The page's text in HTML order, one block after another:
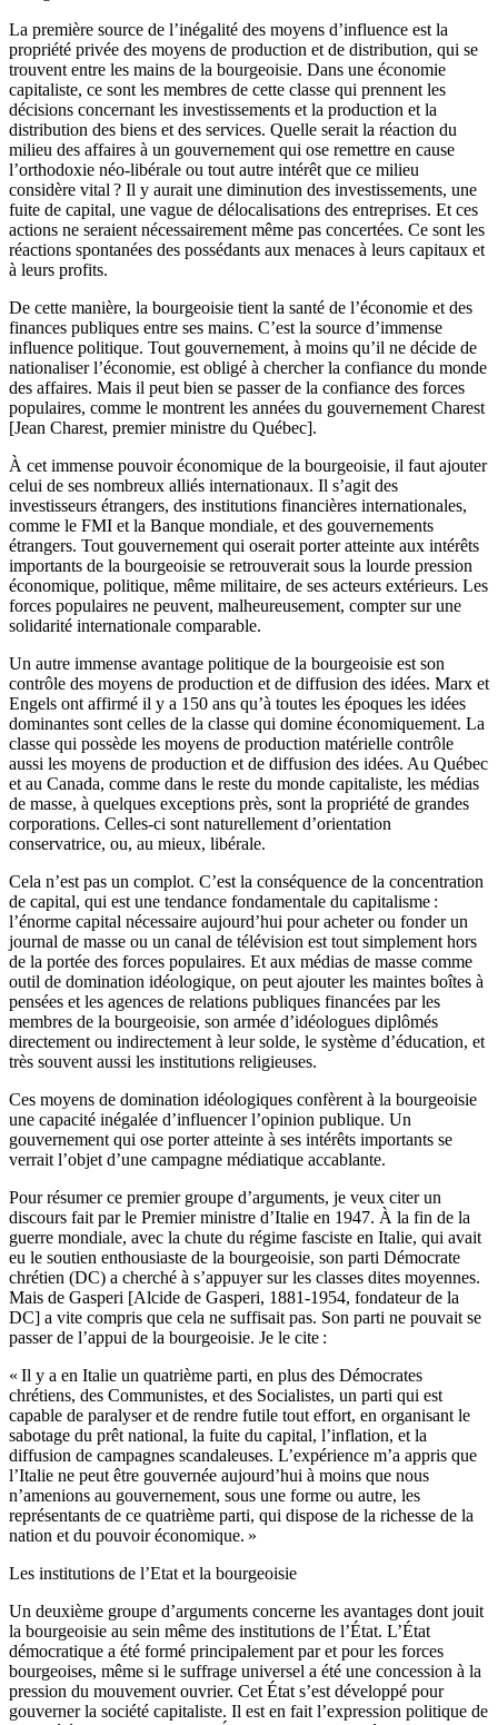
La première source de l’inégalité des moyens d’influence est la
propriété privée des moyens de production et de distribution, qui se
trouvent entre les mains de la bourgeoisie. Dans une économie
capitaliste, ce sont les membres de cette classe qui prennent les
décisions concernant les investissements et la production et la
distribution des biens et des services. Quelle serait la réaction du
milieu des affaires à un gouvernement qui ose remettre en cause
l’orthodoxie néo-libérale ou tout autre intérêt que ce milieu
considère vital ? Il y aurait une diminution des investissements, une
fuite de capital, une vague de délocalisations des entreprises. Et ces
actions ne seraient nécessairement même pas concertées. Ce sont les
réactions spontanées des possédants aux menaces à leurs capitaux et
à leurs profits.
De cette manière, la bourgeoisie tient la santé de l’économie et des
finances publiques entre ses mains. C’est la source d’immense
influence politique. Tout gouvernement, à moins qu’il ne décide de
nationaliser l’économie, est obligé à chercher la confiance du monde
des affaires. Mais il peut bien se passer de la confiance des forces
populaires, comme le montrent les années du gouvernement Charest
[Jean Charest, premier ministre du Québec].
À cet immense pouvoir économique de la bourgeoisie, il faut ajouter
celui de ses nombreux alliés internationaux. Il s’agit des
investisseurs étrangers, des institutions financières internationales,
comme le FMI et la Banque mondiale, et des gouvernements
étrangers. Tout gouvernement qui oserait porter atteinte aux intérêts
importants de la bourgeoisie se retrouverait sous la lourde pression
économique, politique, même militaire, de ses acteurs extérieurs. Les
forces populaires ne peuvent, malheureusement, compter sur une
solidarité internationale comparable.
Un autre immense avantage politique de la bourgeoisie est son
contrôle des moyens de production et de diffusion des idées. Marx et
Engels ont affirmé il y a 150 ans qu’à toutes les époques les idées
dominantes sont celles de la classe qui domine économiquement. La
classe qui possède les moyens de production matérielle contrôle
aussi les moyens de production et de diffusion des idées. Au Québec
et au Canada, comme dans le reste du monde capitaliste, les médias
de masse, à quelques exceptions près, sont la propriété de grandes
corporations. Celles-ci sont naturellement d’orientation
conservatrice, ou, au mieux, libérale.
Cela n’est pas un complot. C’est la conséquence de la concentration
de capital, qui est une tendance fondamentale du capitalisme :
l’énorme capital nécessaire aujourd’hui pour acheter ou fonder un
journal de masse ou un canal de télévision est tout simplement hors
de la portée des forces populaires. Et aux médias de masse comme
outil de domination idéologique, on peut ajouter les maintes boîtes à
pensées et les agences de relations publiques financées par les
membres de la bourgeoisie, son armée d’idéologues diplômés
directement ou indirectement à leur solde, le système d’éducation, et
très souvent aussi les institutions religieuses.
Ces moyens de domination idéologiques confèrent à la bourgeoisie
une capacité inégalée d’influencer l’opinion publique. Un
gouvernement qui ose porter atteinte à ses intérêts importants se
verrait l’objet d’une campagne médiatique accablante.
Pour résumer ce premier groupe d’arguments, je veux citer un
discours fait par le Premier ministre d’Italie en 1947. À la fin de la
guerre mondiale, avec la chute du régime fasciste en Italie, qui avait
eu le soutien enthousiaste de la bourgeoisie, son parti Démocrate
chrétien (DC) a cherché à s’appuyer sur les classes dites moyennes.
Mais de Gasperi [Alcide de Gasperi, 1881-1954, fondateur de la
DC] a vite compris que cela ne suffisait pas. Son parti ne pouvait se
passer de l’appui de la bourgeoisie. Je le cite :
« Il y a en Italie un quatrième parti, en plus des Démocrates
chrétiens, des Communistes, et des Socialistes, un parti qui est
capable de paralyser et de rendre futile tout effort, en organisant le
sabotage du prêt national, la fuite du capital, l’inflation, et la
diffusion de campagnes scandaleuses. L’expérience m’a appris que
l’Italie ne peut être gouvernée aujourd’hui à moins que nous
n’amenions au gouvernement, sous une forme ou autre, les
représentants de ce quatrième parti, qui dispose de la richesse de la
nation et du pouvoir économique. »
Les institutions de l’Etat et la bourgeoisie
Un deuxième groupe d’arguments concerne les avantages dont jouit
la bourgeoisie au sein même des institutions de l’État. L’État
démocratique a été formé principalement par et pour les forces
bourgeoises, même si le suffrage universel a été une concession à la
pression du mouvement ouvrier. Cet État s’est développé pour
gouverner la société capitaliste. Il est en fait l’expression politique de